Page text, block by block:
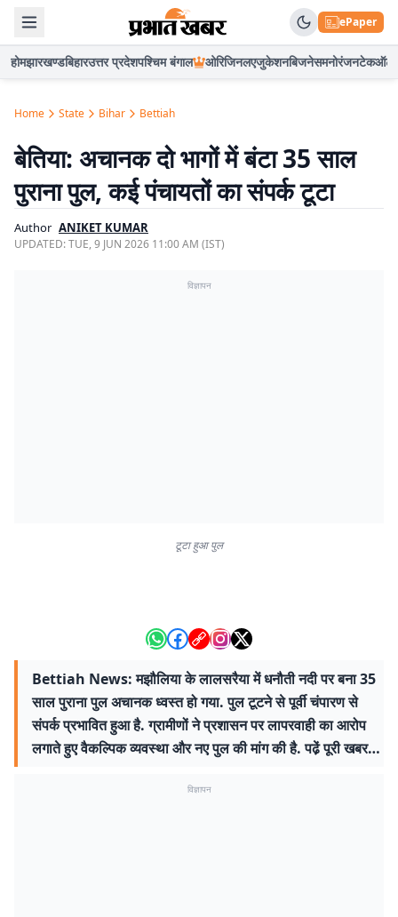
ePaper
होमझारखण्डबिहारउत्तर प्रदेशपश्चिम बंगाल ओरिजिनलएजुकेशनबिजनेसमनोरंजनटेकऑटो
Home State Bihar Bettiah
बेतिया: अचानक दो भागों में बंटा 35 साल
पुराना पुल, कई पंचायतों का संपर्क टूटा
Author ANIKET KUMAR
UPDATED:TUE, 9 JUN 2026 11:00 AM (IST)
विज्ञापन
टूटा हुआ पुल
Bettiah News: मझौलिया के लालसरैया में धनौती नदी पर बना 35
साल पुराना पुल अचानक ध्वस्त हो गया. पुल टूटने से पूर्वी चंपारण से
संपर्क प्रभावित हुआ है. ग्रामीणों ने प्रशासन पर लापरवाही का आरोप
लगाते हुए वैकल्पिक व्यवस्था और नए पुल की मांग की है. पढे़ं पूरी खबर…
विज्ञापन